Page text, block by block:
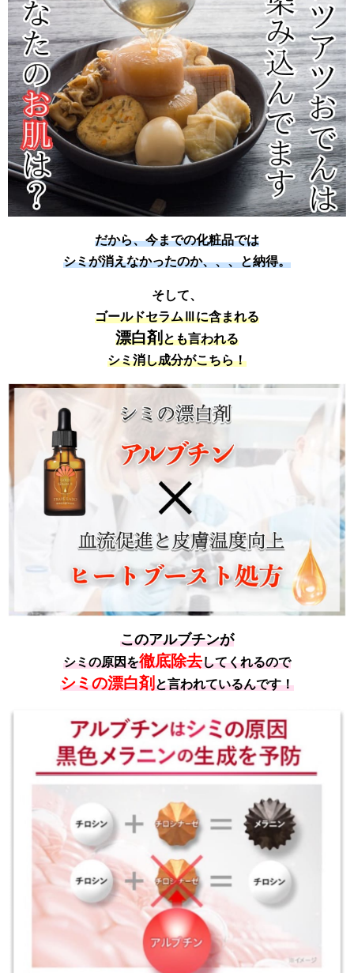
だから、今までの化粧品では
シミが消えなかったのか、、、と納得。
そして、
ゴールドセラムⅢに含まれる
漂白剤とも言われる
シミ消し成分がこちら！
このアルブチンが
シミの原因を徹底除去してくれるので
シミの漂白剤と言われているんです！